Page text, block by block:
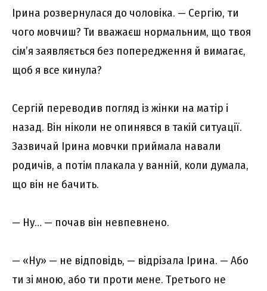
Ірина розвернулася до чоловіка. — Сергію, ти
чого мовчиш? Ти вважаєш нормальним, що твоя
сім’я заявляється без попередження й вимагає,
щоб я все кинула?
Сергій переводив погляд із жінки на матір і
назад. Він ніколи не опинявся в такій ситуації.
Зазвичай Ірина мовчки приймала навали
родичів, а потім плакала у ванній, коли думала,
що він не бачить.
— Ну… — почав він невпевнено.
— «Ну» — не відповідь, — відрізала Ірина. — Або
ти зі мною, або ти проти мене. Третього не